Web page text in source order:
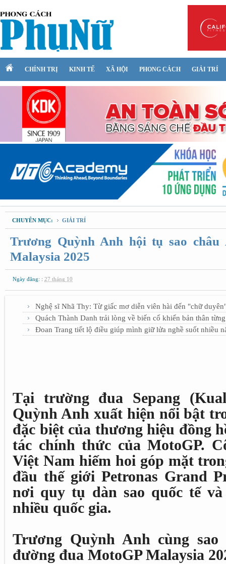
CHÍNH TRỊ KINH TẾ XÃ HỘI PHONG CÁCH GIẢI TRÍ
CHUYÊN MỤC: GIẢI TRÍ
Trương Quỳnh Anh hội tụ sao
Malaysia 2025
Ngày đăng: : 27 tháng 10
Nghệ sĩ Nhã Thy: Từ giấc mơ diễn viên hài đến "chữ
Quách Thành Danh trải lòng về biến cố khiến bản thân
Đoan Trang tiết lộ điều giúp mình giữ lửa nghề suốt nhiều
Tại trường đua Sepang
Quỳnh Anh xuất hiện nổi bật
đặc biệt của thương hiệu đồng
tác chính thức của MotoGP.
Việt Nam hiếm hoi góp mặt
đầu thế giới Petronas Grand
nơi quy tụ dàn sao quốc tế
nhiều quốc gia.
Trương Quỳnh Anh cùng
đường đua MotoGP Malaysia